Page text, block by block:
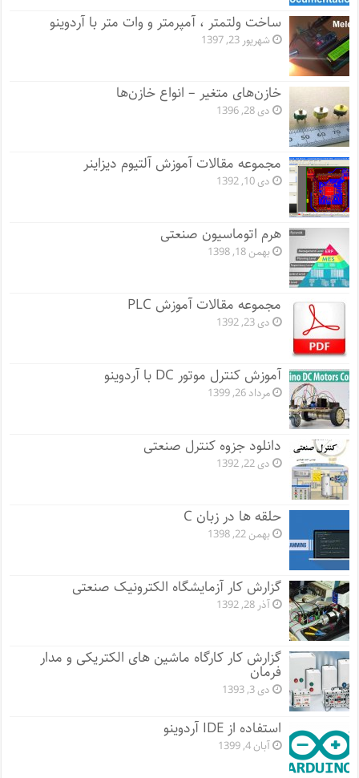
ساخت ولتمتر ، آمپرمتر و وات متر با آردوینو
شهریور 23, 1397
خازن‌های متغیر – انواع خازن‌ها
دی 28, 1396
مجموعه مقالات آموزش آلتیوم دیزاینر
دی 10, 1392
هرم اتوماسیون صنعتی
بهمن 18, 1398
مجموعه مقالات آموزش PLC
دی 23, 1392
آموزش کنترل موتور DC با آردوینو
مرداد 26, 1399
دانلود جزوه کنترل صنعتی
دی 22, 1392
حلقه ها در زبان C
بهمن 22, 1398
گزارش کار آزمایشگاه الکترونیک صنعتی
آذر 28, 1392
گزارش کار کارگاه ماشین های الکتریکی و مدار
فرمان
دی 3, 1393
استفاده از IDE آردوینو
آبان 4, 1399